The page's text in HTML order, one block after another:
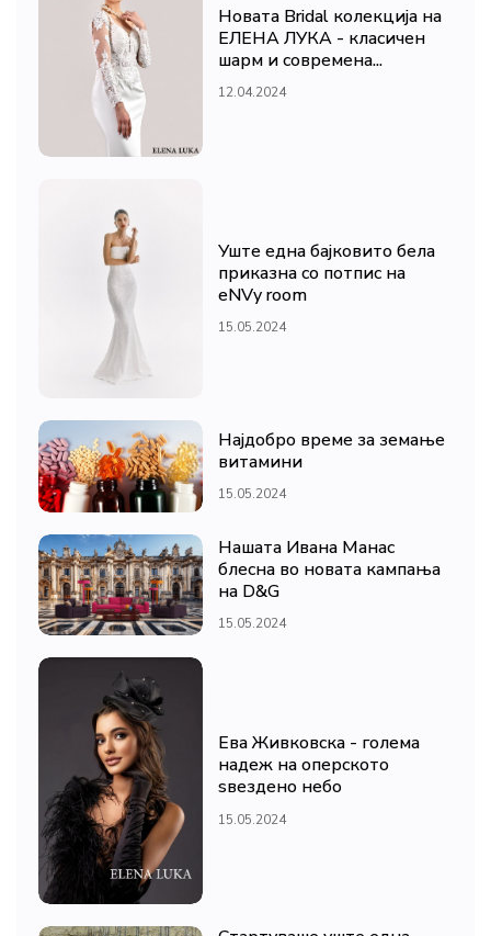
Новата Bridal колекција на
ЕЛЕНА ЛУКА - класичен
шарм и современа...
12.04.2024
Уште една бајковито бела
приказна со потпис на
eNVy room
15.05.2024
Најдобро време за земање
витамини
15.05.2024
Нашата Ивана Манас
блесна во новата кампања
на D&G
15.05.2024
Ева Живковска - голема
надеж на оперското
ѕвездено небо
15.05.2024